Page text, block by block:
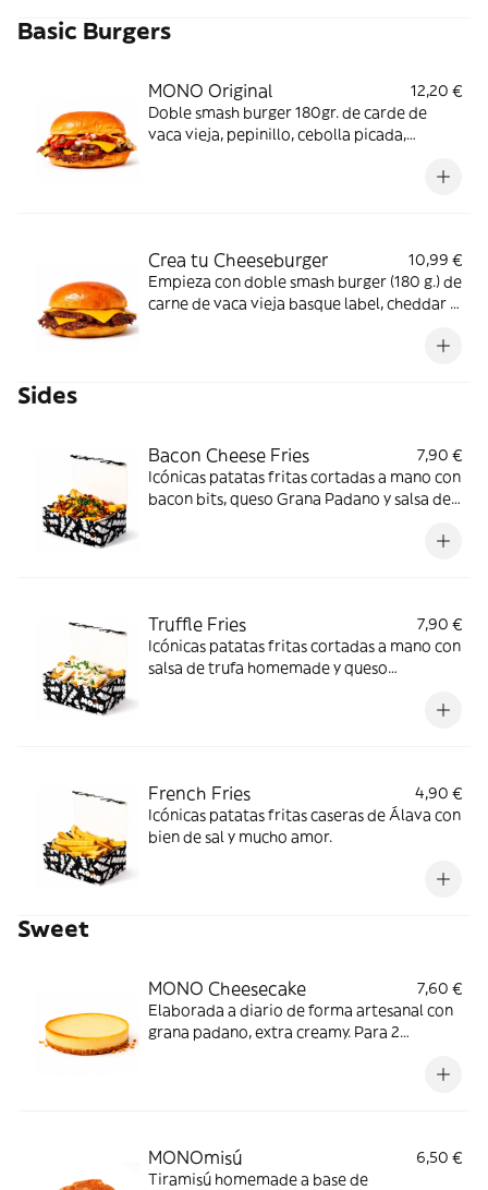
Basic Burgers
MONO Original
12,20 €
Doble smash burger 180gr. de carde de
vaca vieja, pepinillo, cebolla picada,
Crea tu Cheeseburger
10,99 €
Empieza con doble smash burger (180 g.) de
carne de vaca vieja basque label, cheddar y
Sides
Bacon Cheese Fries
7,90 €
Icónicas patatas fritas cortadas a mano con
bacon bits, queso Grana Padano y salsa de
Truffle Fries
7,90 €
Icónicas patatas fritas cortadas a mano con
salsa de trufa homemade y queso
French Fries
4,90 €
Icónicas patatas fritas caseras de Álava con
bien de sal y mucho amor.
Sweet
MONO Cheesecake
7,60 €
Elaborada a diario de forma artesanal con
grana padano, extra creamy. Para 2
MONOmisú
6,50 €
Tiramisú homemade a base de